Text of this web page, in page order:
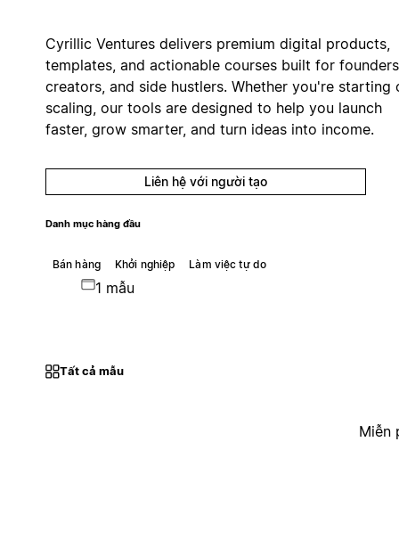
Cyrillic Ventures delivers premium digital products,
templates, and actionable courses built for
creators, and side hustlers. Whether you're starting
scaling, our tools are designed to help you launch
faster, grow smarter, and turn ideas into income.
Liên hệ với người tạo
Danh mục hàng đầu
Bán hàng Khởi nghiệp Làm việc tự do
1 mẫu
Tất cả mẫu
Miễn